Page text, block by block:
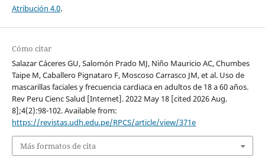
Atribución 4.0.
Cómo citar
Salazar Cáceres GU, Salomón Prado MJ, Niño Mauricio AC, Chumbes
Taipe M, Caballero Pignataro F, Moscoso Carrasco JM, et al. Uso de
mascarillas faciales y frecuencia cardiaca en adultos de 18 a 60 años.
Rev Peru Cienc Salud [Internet]. 2022 May 18 [cited 2026 Aug.
8];4(2):98-102. Available from:
https://revistas.udh.edu.pe/RPCS/article/view/371e
Más formatos de cita